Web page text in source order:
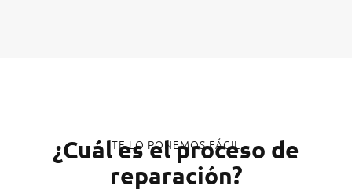
TE LO PONEMOS FÁCIL
¿Cuál es el proceso de
reparación?